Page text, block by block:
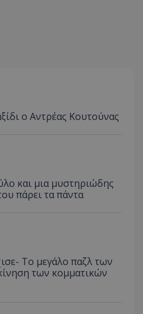
ο Αντρέας Κουτούνας
και μια μυστηριώδης
πάρει τα πάντα
Το μεγάλο παζλ των
των κομματικών